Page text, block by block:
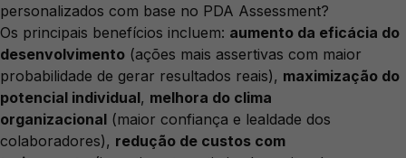
personalizados com base no PDA Assessment?
Os principais benefícios incluem: aumento da eficácia do
desenvolvimento (ações mais assertivas com maior
probabilidade de gerar resultados reais), maximização do
potencial individual, melhora do clima
organizacional (maior confiança e lealdade dos
colaboradores), redução de custos com